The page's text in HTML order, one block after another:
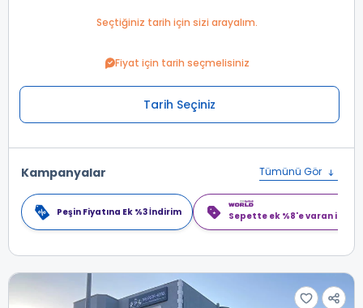
Seçtiğiniz tarih için sizi arayalım.
Fiyat için tarih seçmelisiniz
Tarih Seçiniz
Kampanyalar Tümünü Gör
Peşin Fiyatına Ek %3 İndirim Sepette ek %8'e varan